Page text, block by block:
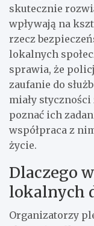
skutecznie
wpływają na
rzecz
lokalnych
sprawia, że
zaufanie do
miały
poznać ich
współpraca z
życie.
Dlaczego
lokalnych
Organizatorzy